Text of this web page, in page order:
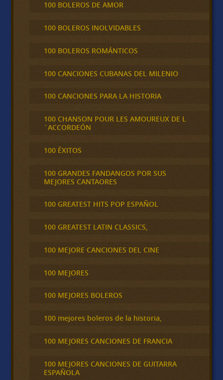
100 BOLEROS DE AMOR
100 BOLEROS INOLVIDABLES
100 BOLEROS ROMÁNTICOS
100 CANCIONES CUBANAS DEL MILENIO
100 CANCIONES PARA LA HISTORIA
100 CHANSON POUR LES AMOUREUX DE L
´ACCORDEÓN
100 ÉXITOS
100 GRANDES FANDANGOS POR SUS
MEJORES CANTAORES
100 GREATEST HITS POP ESPAÑOL
100 GREATEST LATIN CLASSICS,
100 MEJORE CANCIONES DEL CINE
100 MEJORES
100 MEJORES BOLEROS
100 mejores boleros de la historia,
100 MEJORES CANCIONES DE FRANCIA
100 MEJORES CANCIONES DE GUITARRA
ESPAÑOLA